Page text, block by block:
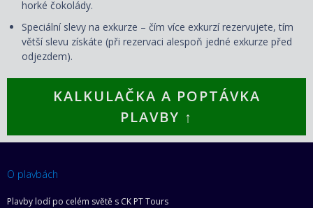
horké čokolády.
Speciální slevy na exkurze – čím více exkurzí rezervujete, tím
větší slevu získáte (při rezervaci alespoň jedné exkurze před
odjezdem).
KALKULAČKA A POPTÁVKA
PLAVBY ↑
O plavbách
Plavby lodí po celém světě s CK PT Tours